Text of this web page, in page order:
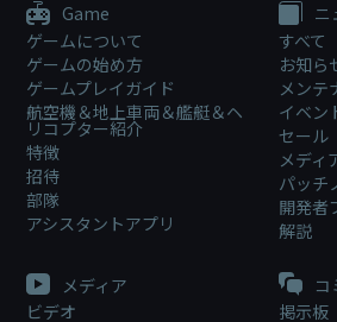
Game
ゲームについて
ゲームの始め方
ゲームプレイガイド
航空機＆地上車両＆艦艇＆ヘ
リコプター紹介
特徴
招待
部隊
アシスタントアプリ
ニ
すべて
お知ら
メンテ
イベン
セール
メディ
パッチ
開発者
解説
メディア
ビデオ
コ
掲示板